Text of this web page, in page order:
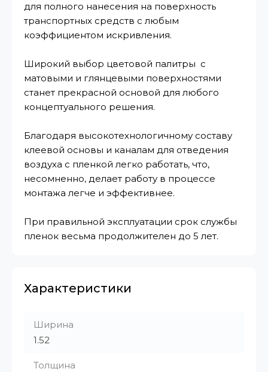
для полного нанесения на поверхность
транспортных средств с любым
коэффициентом искривления.
Широкий выбор цветовой палитры с
матовыми и глянцевыми поверхностями
станет прекрасной основой для любого
концептуального решения.
Благодаря высокотехнологичному составу
клеевой основы и каналам для отведения
воздуха с пленкой легко работать, что,
несомненно, делает работу в процессе
монтажа легче и эффективнее.
При правильной эксплуатации срок службы
пленок весьма продолжителен до 5 лет.
Характеристики
Ширина
1.52
Толщина